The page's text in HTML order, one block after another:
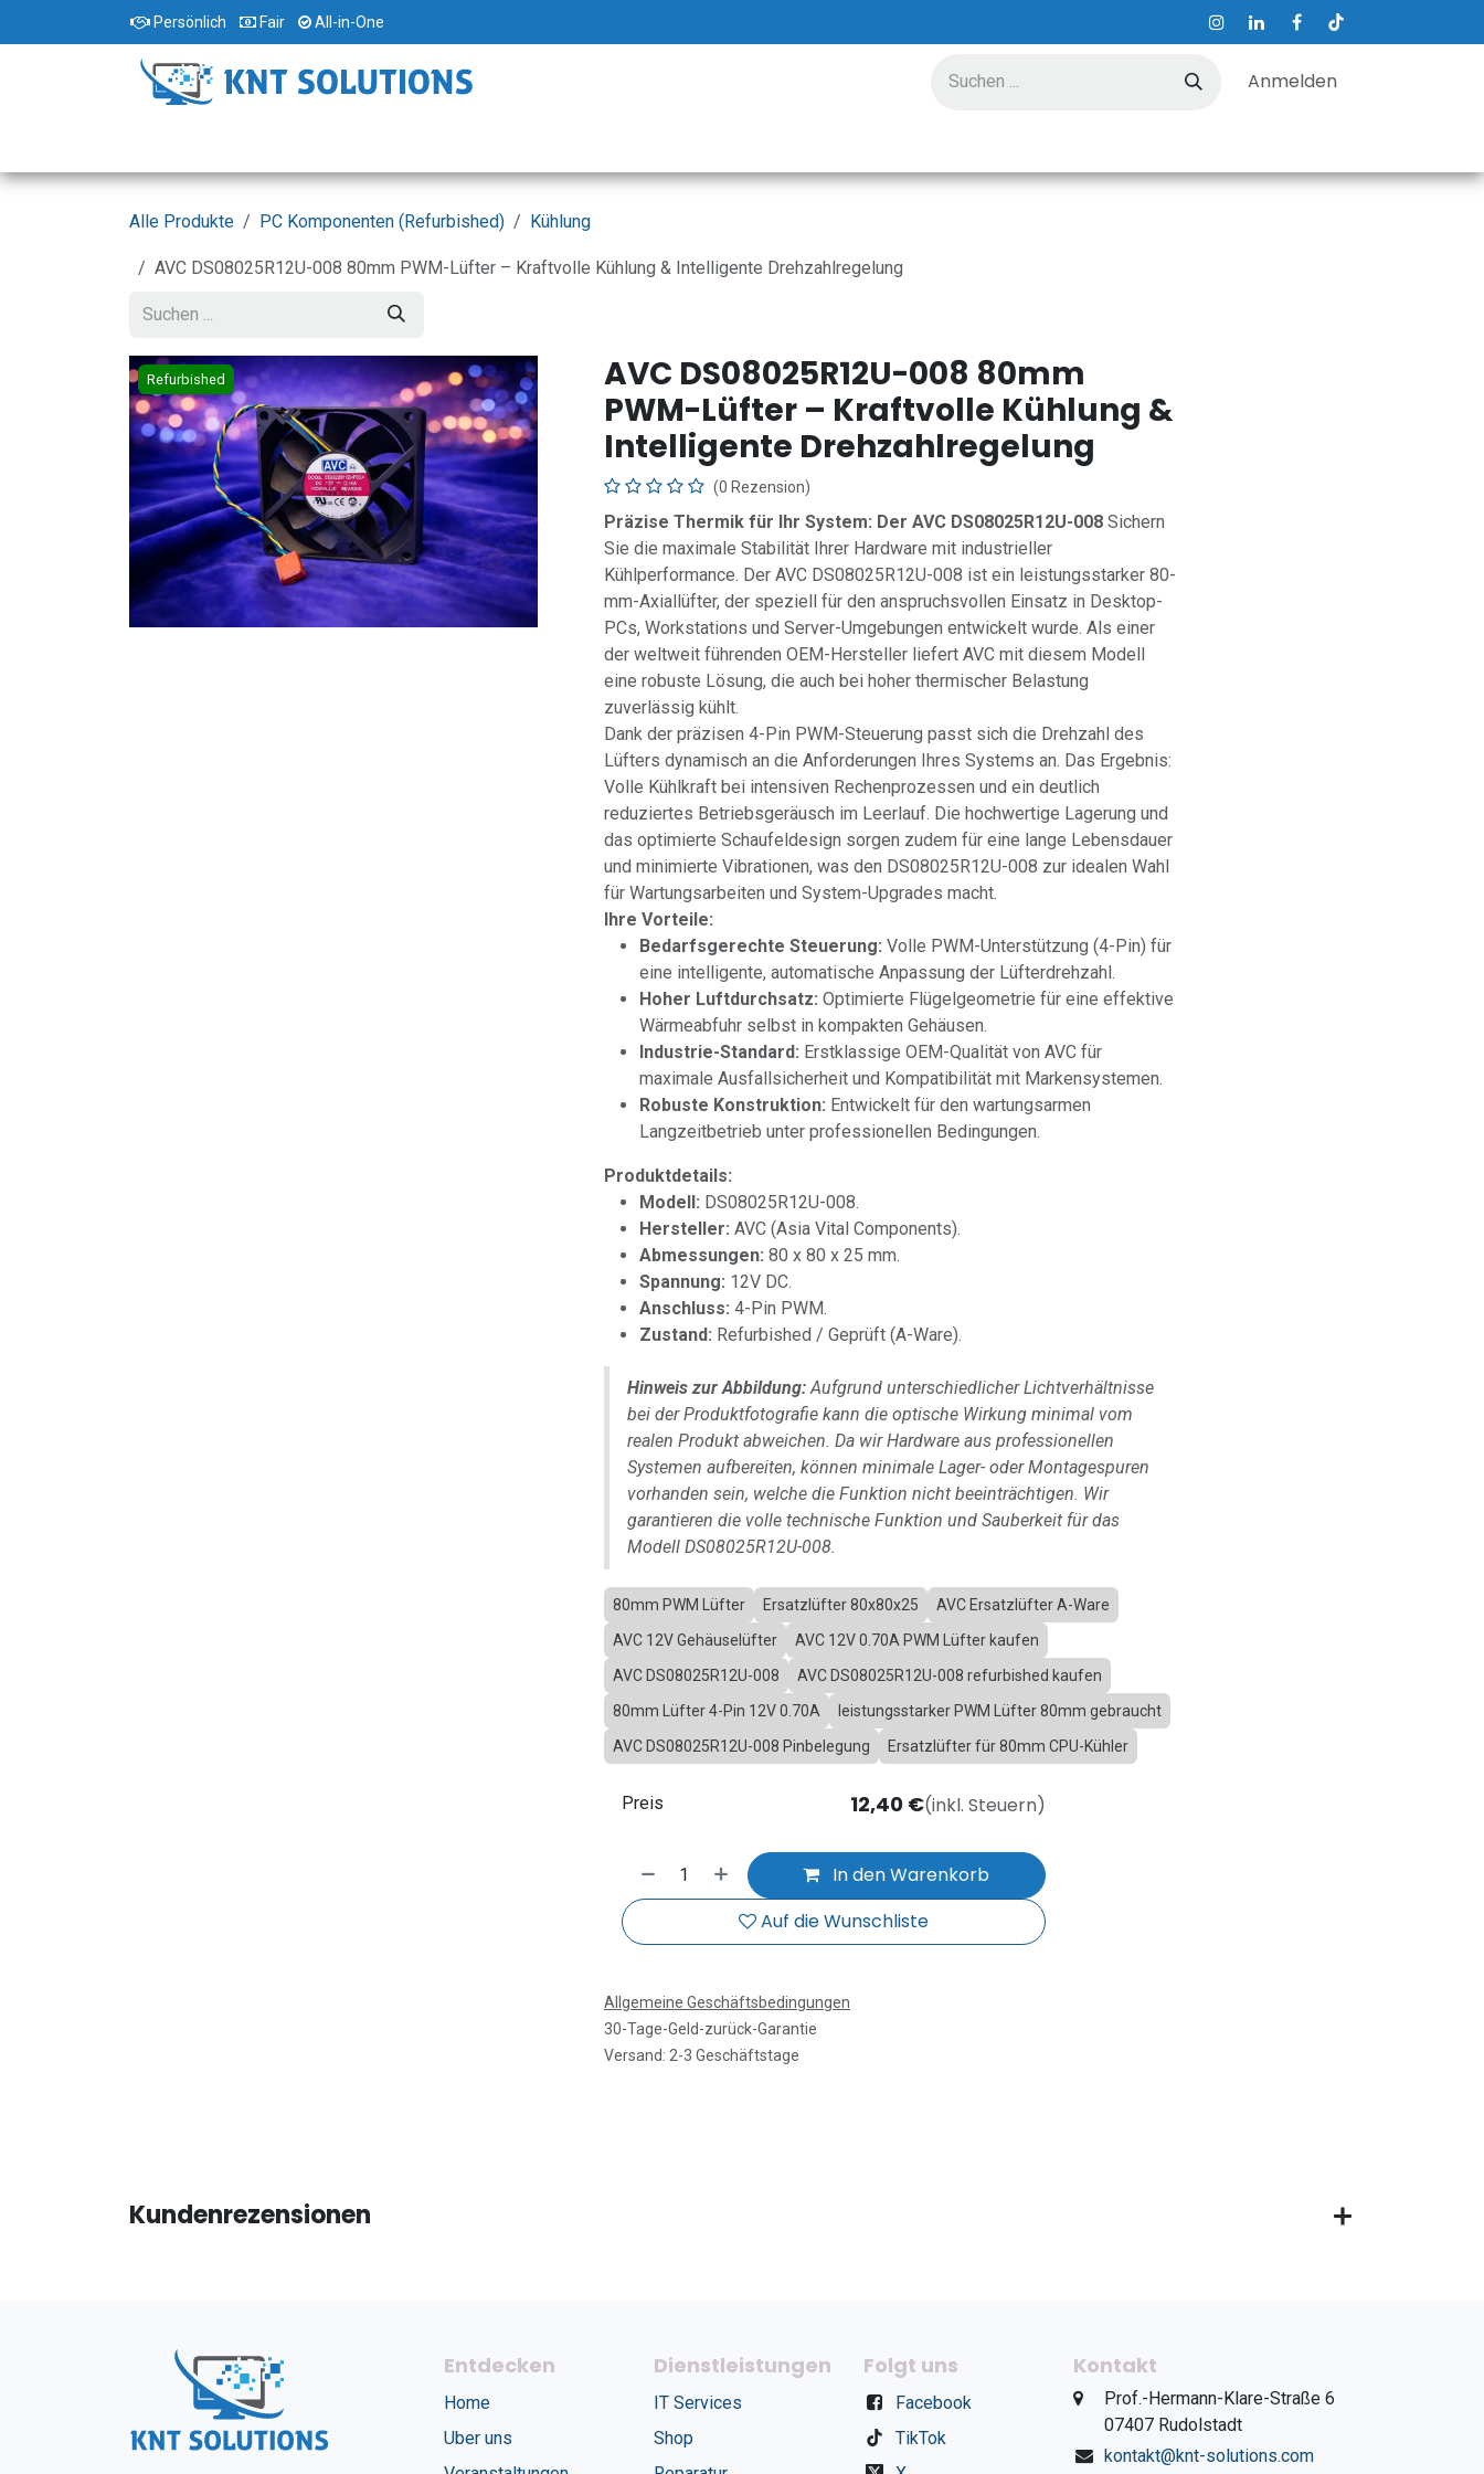
Zum Inhalt springenPersönlich Fair All-in-One
Anmelden
Alle Produkte PC Komponenten (Refurbished) Kühlung
AVC DS08025R12U-008 80mm PWM-Lüfter – Kraftvolle Kühlung & Intelligente Drehzahlregelung
Refurbished
AVC DS08025R12U-008 80mm
PWM-Lüfter – Kraftvolle Kühlung &
Intelligente Drehzahlregelung
(0 Rezension)
Präzise Thermik für Ihr System: Der AVC DS08025R12U-008Sichern
Sie die maximale Stabilität Ihrer Hardware mit industrieller
Kühlperformance. Der AVC DS08025R12U-008 ist ein leistungsstarker 80-
mm-Axiallüfter, der speziell für den anspruchsvollen Einsatz in Desktop-
PCs, Workstations und Server-Umgebungen entwickelt wurde. Als einer
der weltweit führenden OEM-Hersteller liefert AVC mit diesem Modell
eine robuste Lösung, die auch bei hoher thermischer Belastung
zuverlässig kühlt.
Dank der präzisen 4-Pin PWM-Steuerung passt sich die Drehzahl des
Lüfters dynamisch an die Anforderungen Ihres Systems an. Das Ergebnis:
Volle Kühlkraft bei intensiven Rechenprozessen und ein deutlich
reduziertes Betriebsgeräusch im Leerlauf. Die hochwertige Lagerung und
das optimierte Schaufeldesign sorgen zudem für eine lange Lebensdauer
und minimierte Vibrationen, was den DS08025R12U-008 zur idealen Wahl
für Wartungsarbeiten und System-Upgrades macht.
Ihre Vorteile:
Bedarfsgerechte Steuerung: Volle PWM-Unterstützung (4-Pin) für
eine intelligente, automatische Anpassung der Lüfterdrehzahl.
Hoher Luftdurchsatz: Optimierte Flügelgeometrie für eine effektive
Wärmeabfuhr selbst in kompakten Gehäusen.
Industrie-Standard: Erstklassige OEM-Qualität von AVC für
maximale Ausfallsicherheit und Kompatibilität mit Markensystemen.
Robuste Konstruktion: Entwickelt für den wartungsarmen
Langzeitbetrieb unter professionellen Bedingungen.
Produktdetails:
Modell: DS08025R12U-008.
Hersteller: AVC (Asia Vital Components).
Abmessungen: 80 x 80 x 25 mm.
Spannung: 12V DC.
Anschluss: 4-Pin PWM.
Zustand: Refurbished / Geprüft (A-Ware).
Hinweis zur Abbildung:Aufgrund unterschiedlicher Lichtverhältnisse
bei der Produktfotografie kann die optische Wirkung minimal vom
realen Produkt abweichen. Da wir Hardware aus professionellen
Systemen aufbereiten, können minimale Lager- oder Montagespuren
vorhanden sein, welche die Funktion nicht beeinträchtigen. Wir
garantieren die volle technische Funktion und Sauberkeit für das
Modell DS08025R12U-008.
80mm PWM Lüfter Ersatzlüfter 80x80x25
AVC Ersatzlüfter A-Ware
AVC 12V Gehäuselüfter
AVC 12V 0.70A PWM Lüfter kaufen
AVC DS08025R12U-008
AVC DS08025R12U-008 refurbished kaufen
80mm Lüfter 4-Pin 12V 0.70A
leistungsstarker PWM Lüfter 80mm gebraucht
AVC DS08025R12U-008 Pinbelegung
Ersatzlüfter für 80mm CPU-Kühler
In den Warenkorb
Auf die Wunschliste
Preis 12,40€(inkl. Steuern)
Allgemeine Geschäftsbedingungen
30-Tage-Geld-zurück-Garantie
Versand: 2-3 Geschäftstage
Kundenrezensionen
Entdecken
Home
Uber uns
Dienstleistungen
IT Services
Shop
Folgt uns
Facebook
TikTok
Kontakt
​Prof.-Hermann-Klare-Straße 6
​07407 Rudolstadt
kontakt@knt-solutions.com